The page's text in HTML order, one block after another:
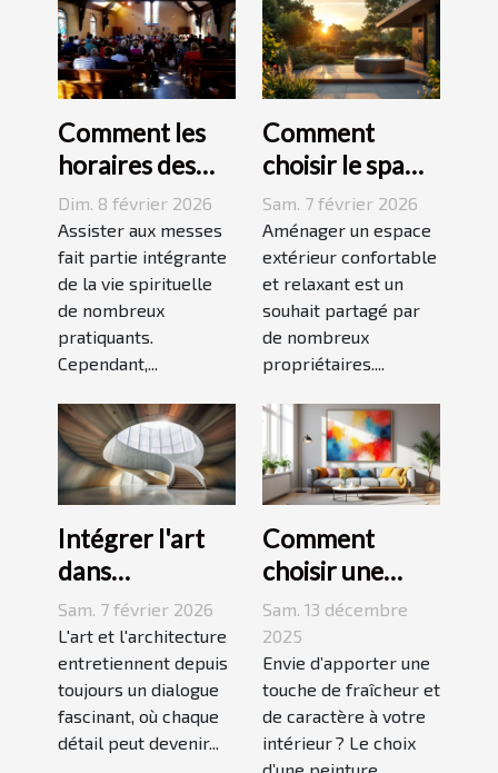
Comment les
horaires des
messes
facilitent la vie
des pratiquants
?
Dim. 8 février 2026
Assister aux messes
fait partie intégrante
de la vie spirituelle
de nombreux
pratiquants.
Cependant,...
Comment
choisir le spa
idéal pour
votre espace
extérieur ?
Sam. 7 février 2026
Aménager un espace
extérieur confortable
et relaxant est un
souhait partagé par
de nombreux
propriétaires....
Intégrer l'art
dans
l'architecture :
escaliers
comme moyen
d'expression
Sam. 7 février 2026
L'art et l'architecture
entretiennent depuis
toujours un dialogue
fascinant, où chaque
détail peut devenir...
Comment
choisir une
peinture
moderne pour
dynamiser
votre espace ?
Sam. 13 décembre
2025
Envie d’apporter une
touche de fraîcheur et
de caractère à votre
intérieur ? Le choix